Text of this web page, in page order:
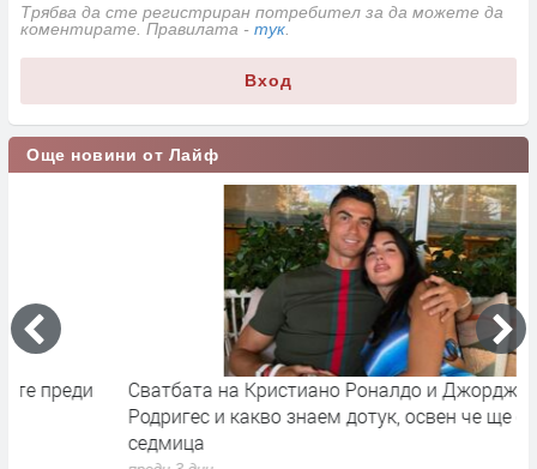
Трябва да сте регистриран потребител за да можете да
коментирате. Правилата - тук
Вход
Още новини от Лайф
Сватбата на Кристиано Роналдо и Джорджина
Родригес и какво знаем дотук, освен че ще е другата